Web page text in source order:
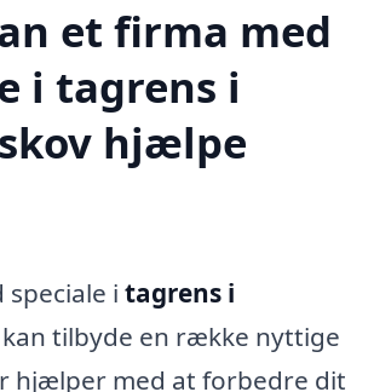
et firma med
i tagrens i
hjælpe
speciale i tagrens i
kan tilbyde en række nyttige
hjælper med at forbedre dit